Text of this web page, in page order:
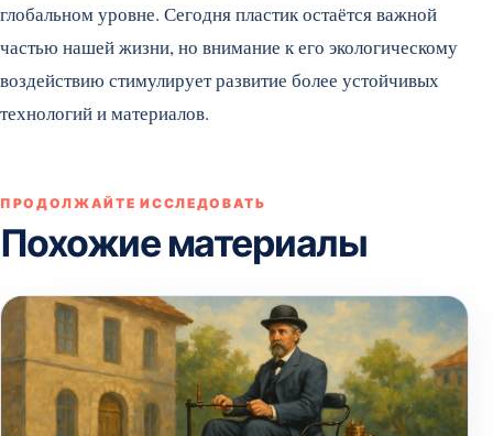
глобальном уровне. Сегодня пластик остаётся важной
частью нашей жизни, но внимание к его экологическому
воздействию стимулирует развитие более устойчивых
технологий и материалов.
ПРОДОЛЖАЙТЕ ИССЛЕДОВАТЬ
Похожие материалы